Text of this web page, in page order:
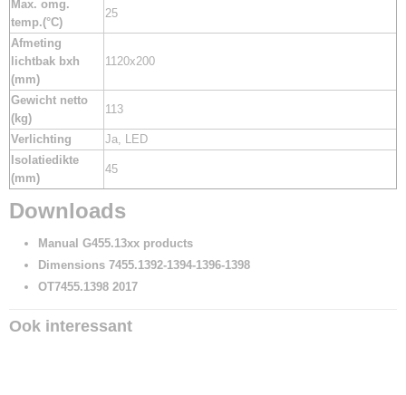
Max. omg.
temp.(°C)
25
Afmeting
lichtbak bxh
(mm)
1120x200
Gewicht netto
(kg)
113
Verlichting
Ja, LED
Isolatiedikte
(mm)
45
Downloads
Manual G455.13xx products
Dimensions 7455.1392-1394-1396-1398
OT7455.1398 2017
Ook interessant